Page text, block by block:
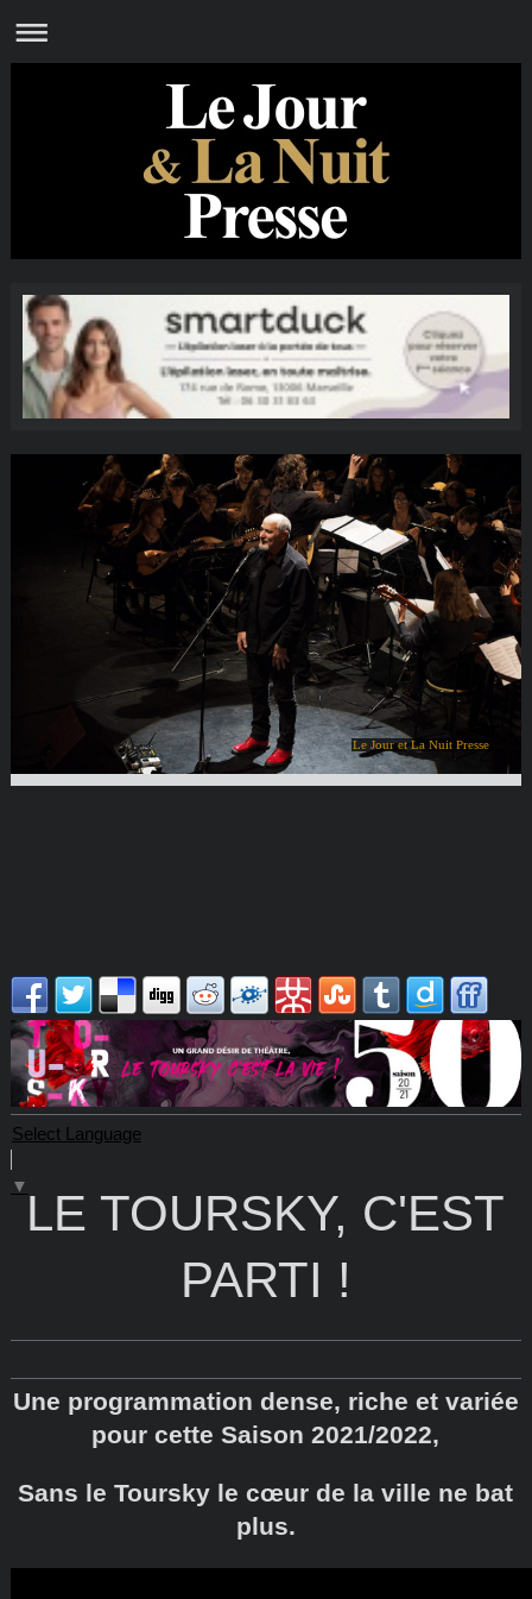
Le Jour et La Nuit Presse
Select Language
▼LE TOURSKY, C'EST
PARTI !
Une programmation dense, riche et variée
pour cette Saison 2021/2022,
Sans le Toursky le cœur de la ville ne bat
plus.